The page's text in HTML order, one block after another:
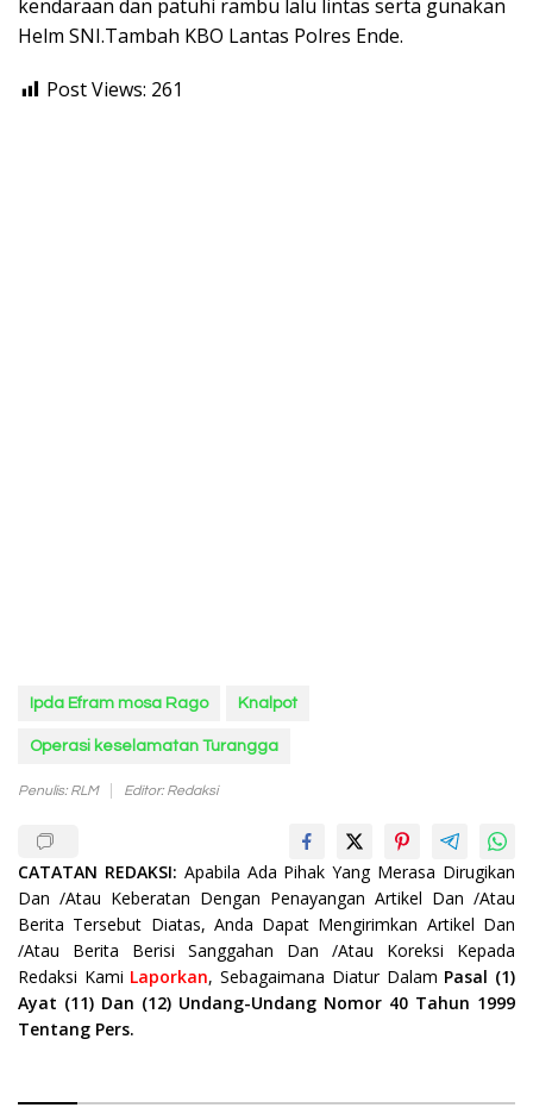
kendaraan dan patuhi rambu lalu lintas serta gunakan
Helm SNI.Tambah KBO Lantas Polres Ende.
Post Views: 261
Ipda Efram mosa Rago Knalpot
Operasi keselamatan Turangga
Penulis: RLM Editor: Redaksi
CATATAN REDAKSI: Apabila Ada Pihak Yang Merasa Dirugikan
Dan /Atau Keberatan Dengan Penayangan Artikel Dan /Atau
Berita Tersebut Diatas, Anda Dapat Mengirimkan Artikel Dan
/Atau Berita Berisi Sanggahan Dan /Atau Koreksi Kepada
Redaksi Kami Laporkan, Sebagaimana Diatur Dalam Pasal (1)
Ayat (11) Dan (12) Undang-Undang Nomor 40 Tahun 1999
Tentang Pers.